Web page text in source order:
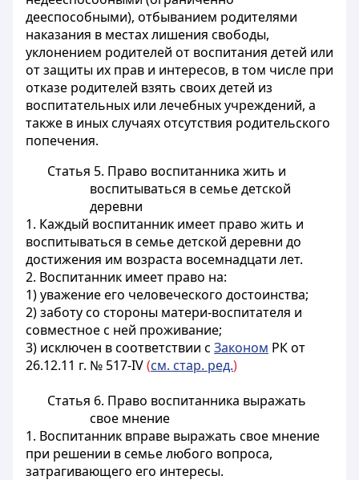
дееспособными), отбыванием родителями
наказания в местах лишения свободы,
уклонением родителей от воспитания детей или
от защиты их прав и интересов, в том числе при
отказе родителей взять своих детей из
воспитательных или лечебных учреждений, а
также в иных случаях отсутствия родительского
попечения.
Статья 5. Право воспитанника жить и
воспитываться в семье детской
деревни
1. Каждый воспитанник имеет право жить и
воспитываться в семье детской деревни до
достижения им возраста восемнадцати лет.
2. Воспитанник имеет право на:
1) уважение его человеческого достоинства;
2) заботу со стороны матери-воспитателя и
совместное с ней проживание;
3) исключен в соответствии с Законом РК от
26.12.11 г. № 517-IV(см. стар. ред.)
Статья 6. Право воспитанника выражать
свое мнение
1. Воспитанник вправе выражать свое мнение
при решении в семье любого вопроса,
затрагивающего его интересы.